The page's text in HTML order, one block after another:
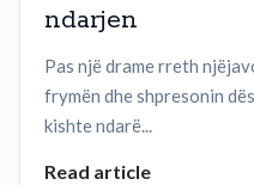
ndarjen
Pas një drame rreth
frymën dhe shpresonin
kishte ndarë...
Read article